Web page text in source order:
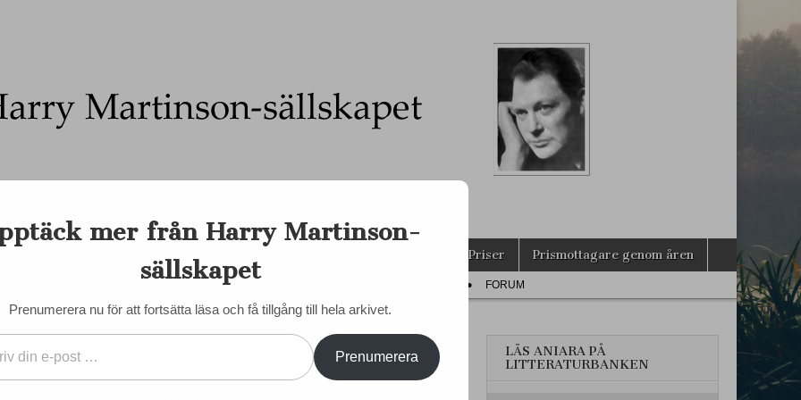
sällskapet Priser Prismottagare genom åren
FORUM
LÄS ANIARA PÅ
LITTERATURBANKEN
mer från Harry Martinson-
sällskapet
Prenumerera nu för att fortsätta läsa och få tillgång till hela arkivet.
Prenumerera